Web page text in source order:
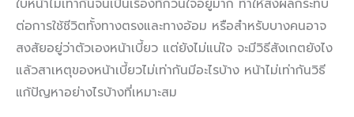
ต่อการใช้ชีวิตทั้งทางตรงและทางอ้อม หรือสำหรับบางคนอาจ
สงสัยอยู่ว่าตัวเองหน้าเบี้ยว แต่ยังไม่แน่ใจ จะมีวิธีสังเกตยังไง
แล้วสาเหตุของหน้าเบี้ยวไม่เท่ากันมีอะไรบ้าง หน้าไม่เท่ากันวิธี
แก้ปัญหาอย่างไรบ้างที่เหมาะสม